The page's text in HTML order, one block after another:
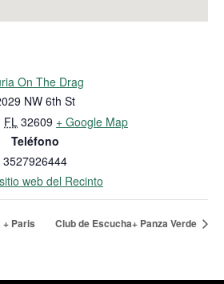
On The Drag
NW 6th St
FL 32609 + Google Map
Teléfono
3527926444
web del Recinto
Paris Club de Escucha+ Panza Verde